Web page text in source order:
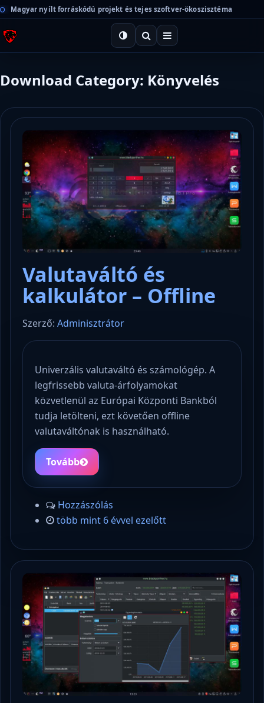
Magyar nyílt forráskódú projekt és tejes szoftver-ökoszisztéma
Download Category: Könyvelés
Valutaváltó és
kalkulátor – Offline
Szerző: Adminisztrátor
Univerzális valutaváltó és számológép. A
legfrissebb valuta-árfolyamokat
közvetlenül az Európai Központi Bankból
tudja letölteni, ezt követően offline
valutaváltónak is használható.
Tovább
Hozzászólás
több mint 6 évvel ezelőtt